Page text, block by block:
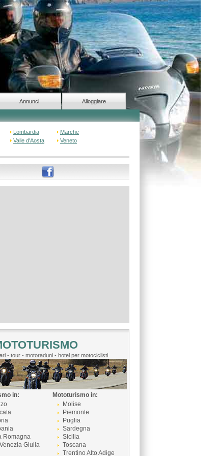
Annunci Alloggiare
Lombardia
Marche
Valle d'Aosta
Veneto
- tour - motoraduni - hotel per motociclisti
in:
Romagna
Giulia
Mototurismo in:
Molise
Piemonte
Puglia
Sardegna
Sicilia
Toscana
Trentino Alto Adige